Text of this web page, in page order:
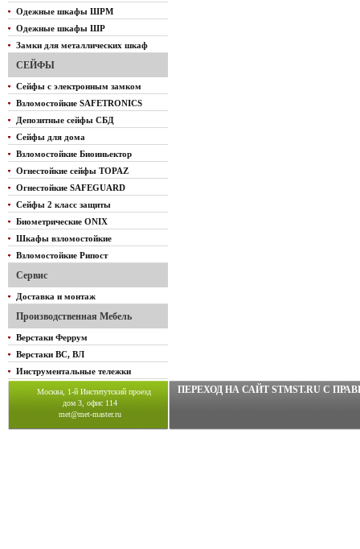
Одежные шкафы ШРМ
Одежные шкафы ШР
Замки для металлических шкаф
СЕЙФЫ
Сейфы с электронным замком
Взломостойкие SAFETRONICS
Депозитные сейфы СБД
Сейфы для дома
Взломостойкие Биоиньектор
Огнестойкие сейфы TOPAZ
Огнестойкие SAFEGUARD
Сейфы 2 класс защиты
Биометрические ONIX
Шкафы взломостойкие
Взломостойкие Рипост
Сервис
Доставка и монтаж
Производственная Мебель
Верстаки Феррум
Верстаки ВС, ВЛ
Инструментальные тележки
Москва, 1-й Институтский проезд
дом 3, офис 114
met@met-master.ru
ПЕРЕХОД НА САЙТ STMST.RU C